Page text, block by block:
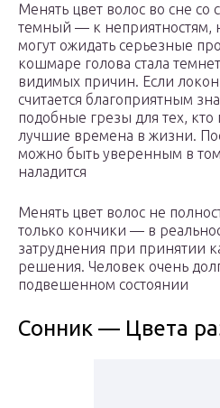
Менять цвет волос во сне со
темный — к неприятностям,
могут ожидать серьезные
кошмаре голова стала
видимых причин. Если
считается благоприятным
подобные грезы для тех,
лучшие времена в жизни.
можно быть уверенным в
наладится
Менять цвет волос не
только кончики — в
затруднения при принятии
решения. Человек очень
подвешенном состоянии
Сонник — Цвета